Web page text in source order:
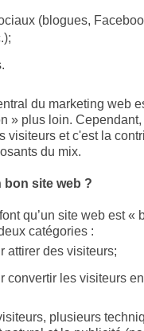
(blogues,
du marketing web
» plus loin.
visiteurs et c'est la
du mix.
bon site web ?
qu’un site web est «
catégories :
attirer des visiteurs;
convertir les visiteurs
plusieurs